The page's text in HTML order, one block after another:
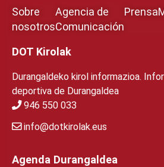
Sobre
nosotros
Agencia de
Comunicación
Prensa
DOT Kirolak
Durangaldeko kirol informazioa.
deportiva de Durangaldea
946 550 033
info@dotkirolak.eus
Agenda Durangaldea